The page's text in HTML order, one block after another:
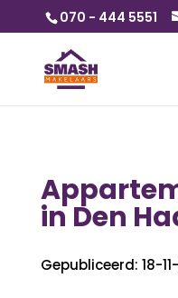
070 - 444 5551
in Den
Gepubliceerd: 18-